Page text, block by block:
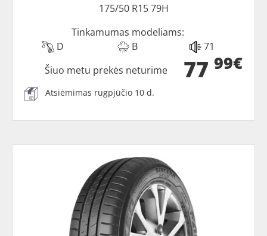
175/50 R15 79H
Tinkamumas modeliams:
D
B 71
77 99€
Šiuo metu prekės neturime
Atsiėmimas rugpjūčio 10 d.